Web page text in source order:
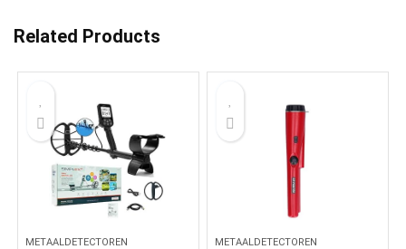
Related Products
METAALDETECTOREN METAALDETECTOREN